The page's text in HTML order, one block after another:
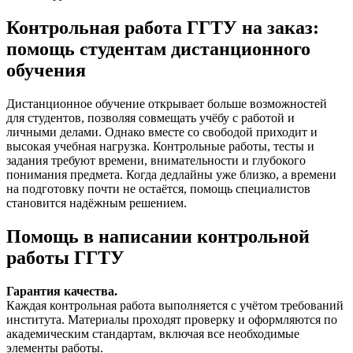
Контрольная работа ГГТУ на заказ:
помощь студентам дистанционного
обучения
Дистанционное обучение открывает больше возможностей
для студентов, позволяя совмещать учёбу с работой и
личными делами. Однако вместе со свободой приходит и
высокая учебная нагрузка. Контрольные работы, тесты и
задания требуют времени, внимательности и глубокого
понимания предмета. Когда дедлайны уже близко, а времени
на подготовку почти не остаётся, помощь специалистов
становится надёжным решением.
Помощь в написании контрольной
работы ГГТУ
Гарантия качества.
Каждая контрольная работа выполняется с учётом требований
института. Материалы проходят проверку и оформляются по
академическим стандартам, включая все необходимые
элементы работы.